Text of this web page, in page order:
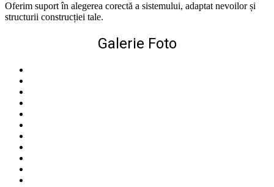
Oferim suport în alegerea corectă a sistemului, adaptat nevoilor și
structurii construcției tale.
Galerie Foto